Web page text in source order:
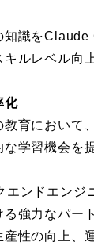
識をClaude
ルレベル向
化
教育において
学習機会を
ンドエンジ
強力なパー
性の向上、